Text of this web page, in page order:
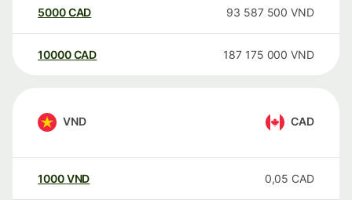
5000CAD 93 587 500 VND
10000 CAD 187 175 000 VND
VND CAD
1000VND 0,05 CAD